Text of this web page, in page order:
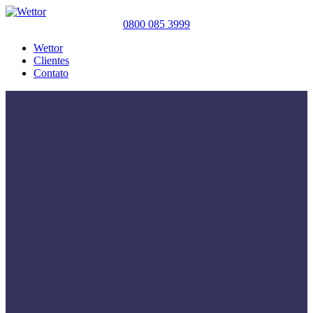
0800 085 3999
Wettor
Clientes
Contato